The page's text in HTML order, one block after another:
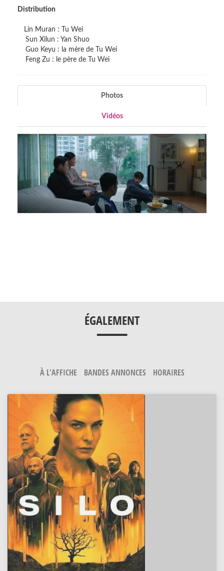
Distribution
Lin Muran : Tu Wei
Sun Xilun : Yan Shuo
Guo Keyu : la mère de Tu Wei
Feng Zu : le père de Tu Wei
Photos
Vidéos
ÉGALEMENT
___
À L'AFFICHE BANDES ANNONCES HORAIRES